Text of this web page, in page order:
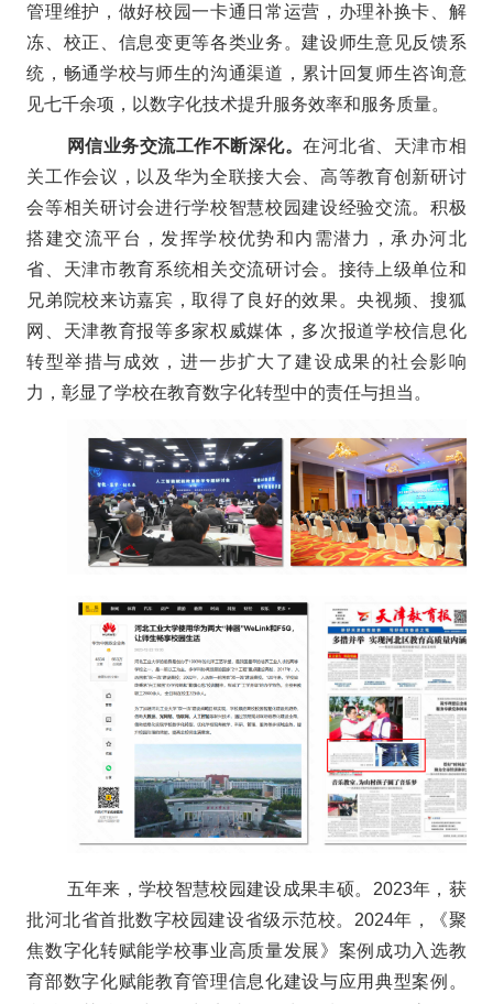
管理维护，做好校园一卡通日常运营，办理补换卡、解
冻、校正、信息变更等各类业务。建设师生意见反馈系
统，畅通学校与师生的沟通渠道，累计回复师生咨询意
见七千余项，以数字化技术提升服务效率和服务质量。
网信业务交流工作不断深化。在河北省、天津市相
关工作会议，以及华为全联接大会、高等教育创新研讨
会等相关研讨会进行学校智慧校园建设经验交流。积极
搭建交流平台，发挥学校优势和内需潜力，承办河北
省、天津市教育系统相关交流研讨会。接待上级单位和
兄弟院校来访嘉宾，取得了良好的效果。央视频、搜狐
网、天津教育报等多家权威媒体，多次报道学校信息化
转型举措与成效，进一步扩大了建设成果的社会影响
力，彰显了学校在教育数字化转型中的责任与担当。
五年来，学校智慧校园建设成果丰硕。2023年，获
批河北省首批数字校园建设省级示范校。2024年，《聚
焦数字化转赋能学校事业高质量发展》案例成功入选教
育部数字化赋能教育管理信息化建设与应用典型案例。